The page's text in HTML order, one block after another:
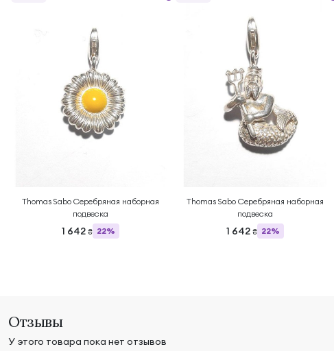
Thomas Sabo Серебряная наборная
подвеска
1 642 ₴ 22%
Thomas Sabo Серебряная наборная
подвеска
1 642 ₴ 22%
Отзывы
У этого товара пока нет отзывов